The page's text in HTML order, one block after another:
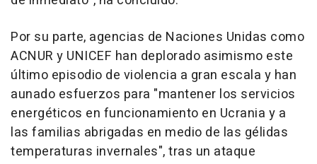
Por su parte, agencias de Naciones Unidas como
ACNUR y UNICEF han deplorado asimismo este
último episodio de violencia a gran escala y han
aunado esfuerzos para "mantener los servicios
energéticos en funcionamiento en Ucrania y a
las familias abrigadas en medio de las gélidas
temperaturas invernales", tras un ataque